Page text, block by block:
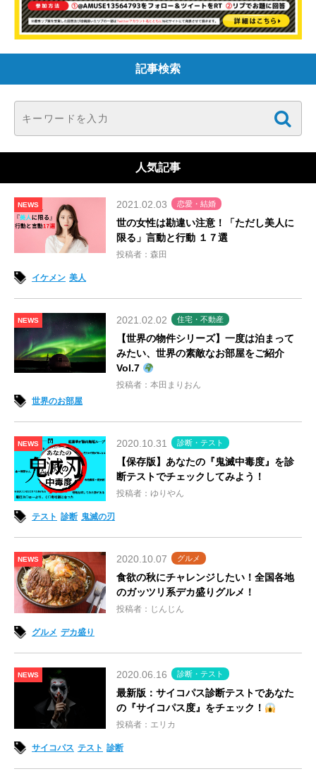
記事検索
人気記事
NEWS 2021.02.03 恋愛・結婚
世の女性は勘違い注意！「ただし美人に
限る」言動と行動 １７選
投稿者：森田
イケメン 美人
NEWS 2021.02.02 住宅・不動産
【世界の物件シリーズ】一度は泊まって
みたい、世界の素敵なお部屋をご紹介
Vol.7
投稿者：本田まりおん
世界のお部屋
NEWS 2020.10.31 診断・テスト
【保存版】あなたの『鬼滅中毒度』を診
断テストでチェックしてみよう！
投稿者：ゆりやん
テスト 診断 鬼滅の刃
NEWS 2020.10.07 グルメ
食欲の秋にチャレンジしたい！全国各地
のガッツリ系デカ盛りグルメ！
投稿者：じんじん
グルメ デカ盛り
NEWS 2020.06.16 診断・テスト
最新版：サイコパス診断テストであなた
の『サイコパス度』をチェック！
投稿者：エリカ
サイコパス テスト 診断